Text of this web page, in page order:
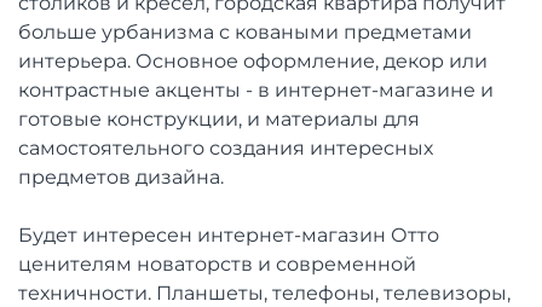
больше урбанизма с коваными предметами
интерьера. Основное оформление, декор или
контрастные акценты - в интернет-магазине и
готовые конструкции, и материалы для
самостоятельного создания интересных
предметов дизайна.
Будет интересен интернет-магазин Отто
ценителям новаторств и современной
техничности. Планшеты, телефоны, телевизоры,